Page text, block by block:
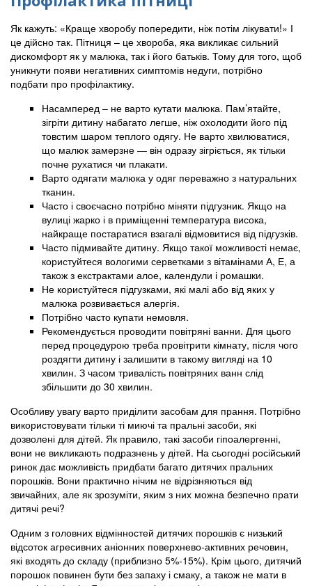
Як кажуть: «Краще хворобу попередити, ніж потім лікувати!» І
це дійсно так. Пітниця – це хвороба, яка викликає сильний
дискомфорт як у малюка, так і його батьків. Тому для того, щоб
уникнути появи негативних симптомів недуги, потрібно
подбати про профілактику.
Насамперед – не варто кутати малюка. Пам’ятайте,
зігріти дитину набагато легше, ніж охолодити його під
товстим шаром теплого одягу. Не варто хвилюватися,
що малюк замерзне — він одразу зігріється, як тільки
почне рухатися чи плакати.
Варто одягати малюка у одяг переважно з натуральних
тканин.
Часто і своєчасно потрібно міняти підгузник. Якщо на
вулиці жарко і в приміщенні температура висока,
найкраще постаратися взагалі відмовитися від підгузків.
Часто підмивайте дитину. Якщо такої можливості немає,
користуйтеся вологими серветками з вітамінами А, Е, а
також з екстрактами алое, календули і ромашки.
Не користуйтеся підгузками, які малі або від яких у
малюка розвивається алергія.
Потрібно часто купати немовля.
Рекомендується проводити повітряні ванни. Для цього
перед процедурою треба провітрити кімнату, після чого
роздягти дитину і залишити в такому вигляді на 10
хвилин. З часом тривалість повітряних ванн слід
збільшити до 30 хвилин.
Особливу увагу варто приділити засобам для прання. Потрібно
використовувати тільки ті миючі та пральні засоби, які
дозволені для дітей. Як правило, такі засоби гіпоалергенні,
вони не викликають подразнень у дітей. На сьогодні російський
ринок дає можливість придбати багато дитячих пральних
порошків. Вони практично нічим не відрізняються від
звичайних, але як зрозуміти, яким з них можна безпечно прати
дитячі речі?
Одним з головних відмінностей дитячих порошків є низький
відсоток агресивних аніонних поверхнево-активних речовин,
які входять до складу (приблизно 5%-15%). Крім цього, дитячий
порошок повинен бути без запаху і смаку, а також не мати в